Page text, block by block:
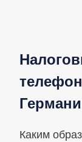
Каким